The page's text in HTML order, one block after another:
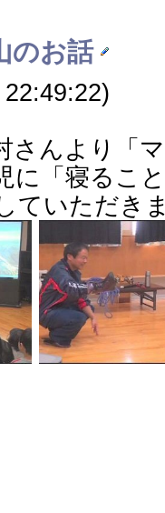
のお話
さんより「
に「寝るこ
ていただき